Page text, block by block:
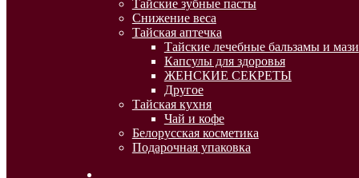
Тайские зубные пасты
Снижение веса
Тайская аптечка
Тайские лечебные бальзамы и мази
Капсулы для здоровья
ЖЕНСКИЕ СЕКРЕТЫ
Другое
Тайская кухня
Чай и кофе
Белорусская косметика
Подарочная упаковка